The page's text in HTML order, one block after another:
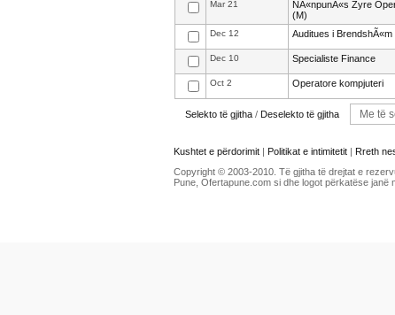
Mar 21
NÃ«npunÃ«s Zyre
(M)
Dec 12 Auditues i BrendshÃ«m
Dec 10 Specialiste Finance
Oct 2 Operatore kompjuteri
Selekto të gjitha / Deselekto të gjitha
Kushtet e përdorimit | Politikat e intimitetit | Rreth
Copyright © 2003-2010. Të gjitha të drejtat e
Pune, Ofertapune.com si dhe logot përkatëse janë